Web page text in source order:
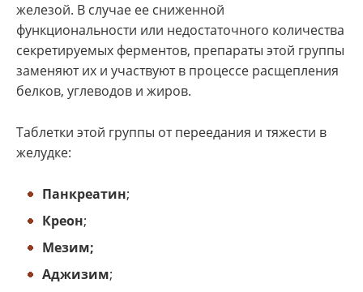
железой. В случае ее сниженной
функциональности или недостаточного количества
секретируемых ферментов, препараты этой группы
заменяют их и участвуют в процессе расщепления
белков, углеводов и жиров.
Таблетки этой группы от переедания и тяжести в
желудке:
Панкреатин;
Креон;
Мезим;
Аджизим;